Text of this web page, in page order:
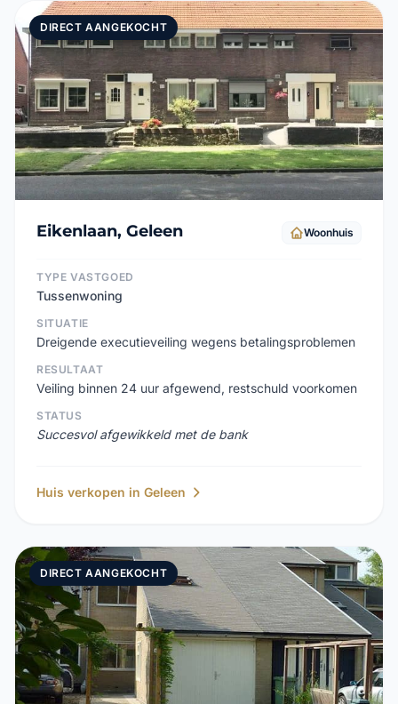
DIRECT AANGEKOCHT
Eikenlaan, Geleen Woonhuis
TYPE VASTGOED
Tussenwoning
SITUATIE
Dreigende executieveiling wegens betalingsproblemen
RESULTAAT
Veiling binnen 24 uur afgewend, restschuld voorkomen
STATUS
Succesvol afgewikkeld met de bank
Huis verkopen in Geleen
DIRECT AANGEKOCHT